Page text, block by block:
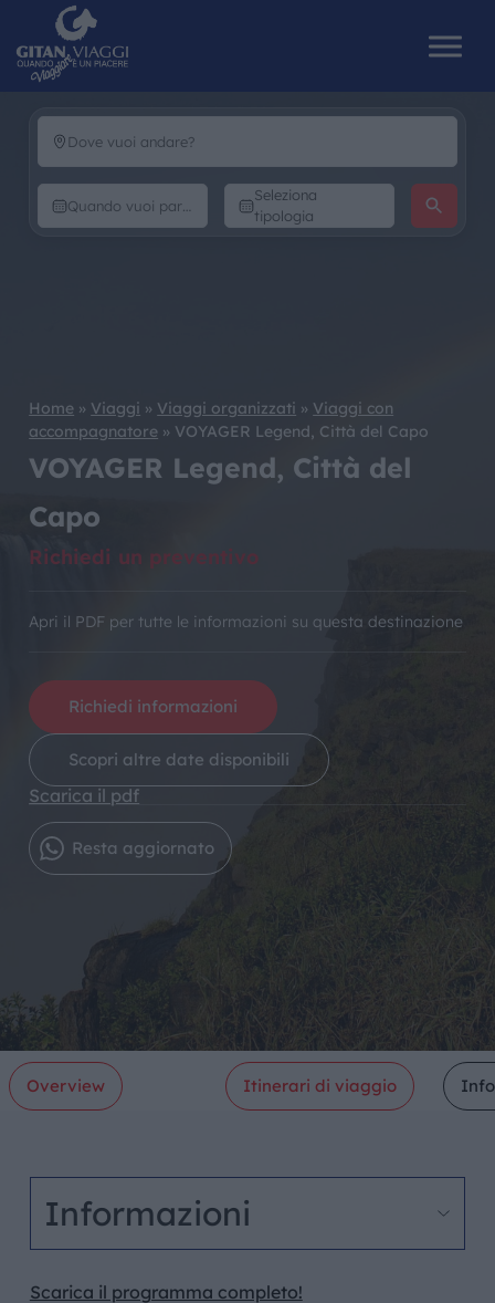
Seleziona
tipologia
HOME
IL MONDO GITAN
CONTATTI
Home » Viaggi » Viaggi organizzati » Viaggi con
accompagnatore » VOYAGER Legend, Città del Capo
VOYAGER Legend, Città del
Capo
Richiedi un preventivo
Apri il PDF per tutte le informazioni su questa destinazione
Richiedi informazioni
Scopri altre date disponibili
Scarica il pdf
Resta aggiornato
Overview Itinerari di viaggio
Informazioni
Scarica il programma completo!